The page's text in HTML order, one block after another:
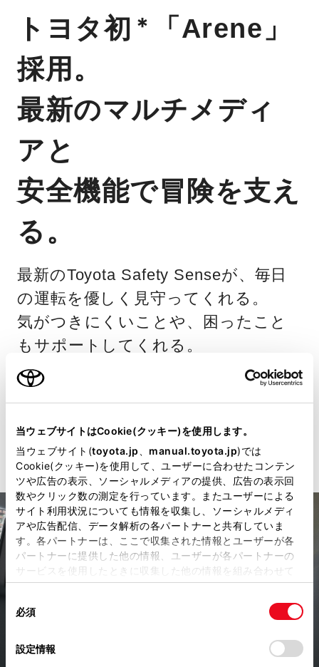
当ウェブサイトはCookie(クッキー)を使用します。
当ウェブサイト(toyota.jp manual.toyota.jp)では
Cookie(クッキー)を使用して、ユーザーに合わせたコンテン
ツや広告の表示、ソーシャルメディアの提供、広告の表示回
数やクリック数の測定を行っています。またユーザーによる
サイト利用状況についても情報を収集し、ソーシャルメディ
アや広告配信、データ解析の各パートナーと共有していま
す。各パートナーは、ここで収集された情報とユーザーが各
パートナーに提供した他の情報、ユーザーが各パートナーの
サービスを使用したときに収集した他の情報を組み合わせて
使用することがあります。当ウェブサイトの使用を続行する
デバイスにすべてのCookie(クッキー)が保存されることに同
意したことになります。Cookie(クッキー)のオプトアウト、
必須
設定情報
トヨタ初 ＊
「Arene」
採用。
最新のマルチメディ
アと
安全機能で冒険を支え
る。
最新のToyota Safety Senseが、毎日
の運転を優しく見守ってくれる。
気がつきにくいことや、困ったこと
もサポートしてくれる。
＊2026年2月現在。
詳細を見る